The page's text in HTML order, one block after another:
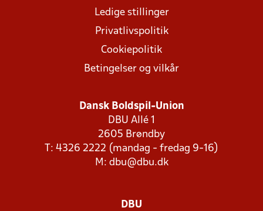
Ledige stillinger
Privatlivspolitik
Cookiepolitik
Betingelser og vilkår
Dansk Boldspil-Union
DBU Allé 1
2605 Brøndby
T: 4326 2222 (mandag - fredag 9-16)
M: dbu@dbu.dk
DBU